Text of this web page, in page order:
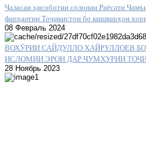
Ҷаласаи ҳисоботии солонаи Раёсати
фарҳангии Тоҷикистон бо кишварҳои
08 Февраль 2024
ВОХӮРИИ САЙДУЛЛО ХАЙРУЛЛОЕВ
ИСЛОМИИ ЭРОН ДАР ҶУМҲУРИИ
28 Ноябрь 2023